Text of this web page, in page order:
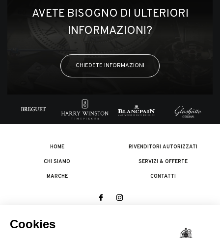
AVETE BISOGNO DI ULTERIORI
INFORMAZIONI?
CHIEDETE INFORMAZIONI
HOME
CHI SIAMO
MARCHE
RIVENDITORI AUTORIZZATI
SERVIZI & OFFERTE
CONTATTI